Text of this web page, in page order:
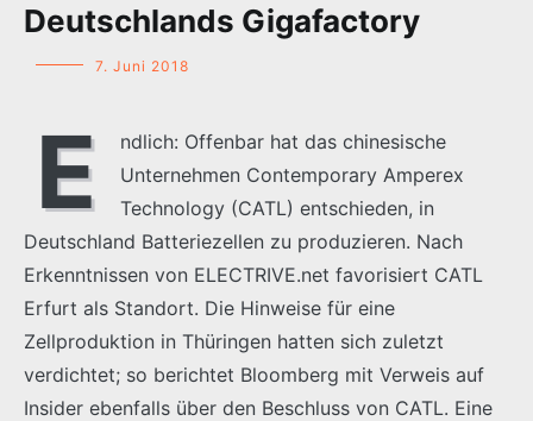
Deutschlands Gigafactory
7. Juni 2018
E
ndlich: Offenbar hat das chinesische
Unternehmen Contemporary Amperex
Technology (CATL) entschieden, in
Deutschland Batteriezellen zu produzieren. Nach
Erkenntnissen von ELECTRIVE.net favorisiert CATL
Erfurt als Standort. Die Hinweise für eine
Zellproduktion in Thüringen hatten sich zuletzt
verdichtet; so berichtet Bloomberg mit Verweis auf
Insider ebenfalls über den Beschluss von CATL. Eine